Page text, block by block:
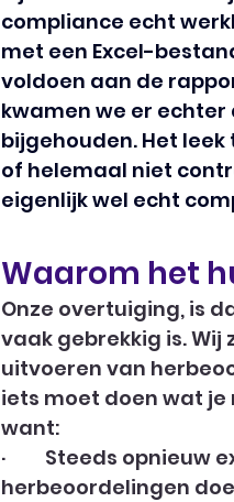
compliance echt
met een Excel-
voldoen aan de
kwamen we er echter
bijgehouden. Het
of helemaal niet
eigenlijk wel echt
Waarom het
Onze overtuiging, is
vaak gebrekkig is.
uitvoeren van
iets moet doen wat
want:
·         Steeds
herbeoordelingen